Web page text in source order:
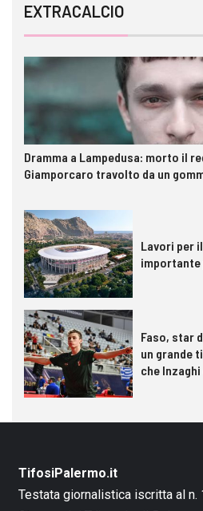
EXTRACALCIO
Dramma a Lampedusa: morto il
Giamporcaro travolto da un
Lavori per
importante
Faso, star
un grande
che
TifosiPalermo.it
Testata giornalistica iscritta al